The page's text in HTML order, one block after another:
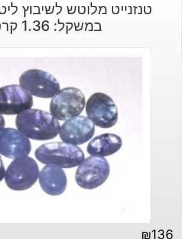
טנזנייט מלוטש לשיבוץ
במשקל: 1.36 קרט
₪136